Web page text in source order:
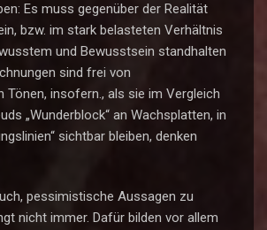
Es muss gegenüber der Realität
bzw. im stark belasteten Verhältnis
und Bewusstsein standhalten
sind frei von
Tönen, insofern., als sie im Vergleich
„Wunderblock“ an Wachsplatten, in
sichtbar bleiben, denken
pessimistische Aussagen zu
nicht immer. Dafür bilden vor allem